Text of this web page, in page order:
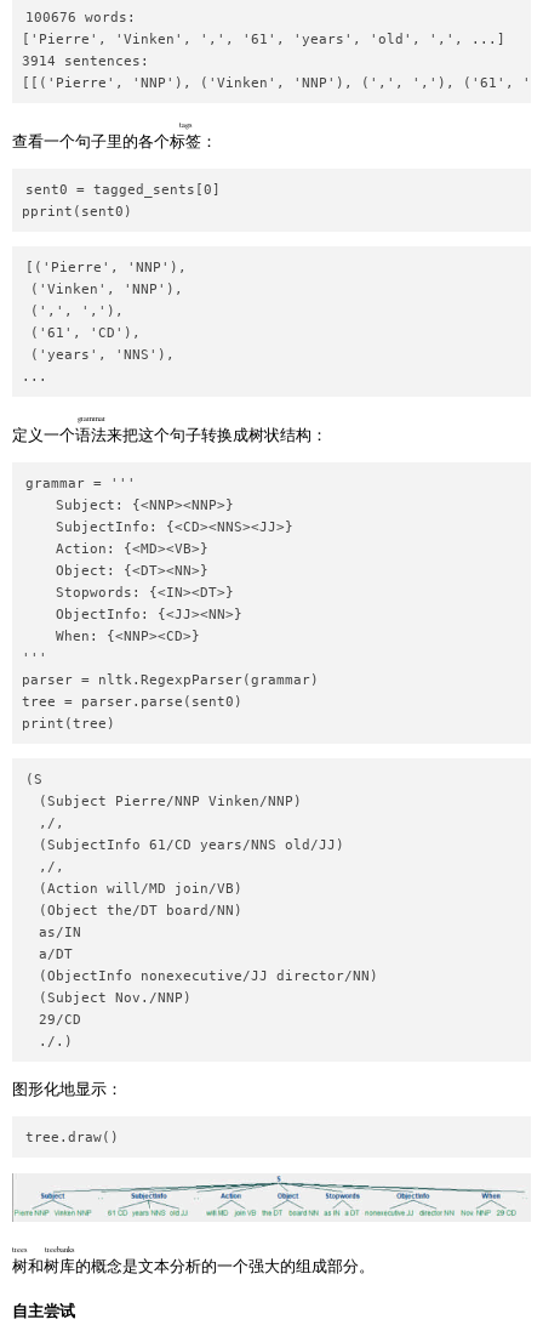
100676 words:
['Pierre', 'Vinken', ',', '61', 'years', 'old', ',', ...]
3914 sentences:
查看一个句子里的各个标签
tags
：
sent0 = tagged_sents[0]
[('Pierre', 'NNP'),
('Vinken', 'NNP'),
(',', ','),
('61', 'CD'),
('years', 'NNS'),
定义一个语法
grammar
来把这个句子转换成树状结构：
grammar = '''
    Subject: {<NNP><NNP>}
    SubjectInfo: {<CD><NNS><JJ>}
    Action: {<MD><VB>}
    Object: {<DT><NN>}
    Stopwords: {<IN><DT>}
    ObjectInfo: {<JJ><NN>}
    When: {<NNP><CD>}
'''
parser = nltk.RegexpParser(grammar)
tree = parser.parse(sent0)
(S
  (Subject Pierre/NNP Vinken/NNP)
  ,/,
  (SubjectInfo 61/CD years/NNS old/JJ)
  ,/,
  (Action will/MD join/VB)
  (Object the/DT board/NN)
  as/IN
  a/DT
  (ObjectInfo nonexecutive/JJ director/NN)
  (Subject Nov./NNP)
  29/CD
图形化地显示：
树
trees
和树库
treebanks
的概念是文本分析的一个强大的组成部分。
自主尝试